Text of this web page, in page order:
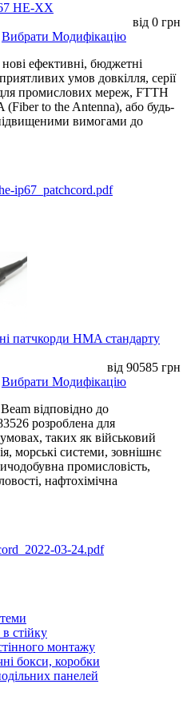
HE-XX
від 0 грн
Вибрати Модифікацію
ефективні, бюджетні
умов довкілля, серії
промислових мереж, FTTH
to the Antenna), або будь-
вимогами до
ip67_patchcord.pdf
патчкорди HMA стандарту
від 90585 грн
Вибрати Модифікацію
відповідно до
розроблена для
таких як військовий
морські системи, зовнішнє
промисловість,
нафтохімічна
03-24.pdf
в стійку
монтажу
бокси, коробки
панелей